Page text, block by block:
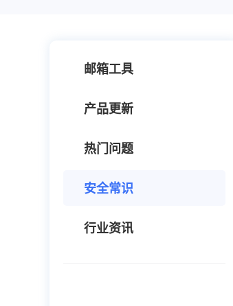
邮箱工具
产品更新
热门问题
安全常识
行业资讯